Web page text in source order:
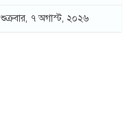
শুক্রবার, ৭ অগাস্ট, ২০২৬